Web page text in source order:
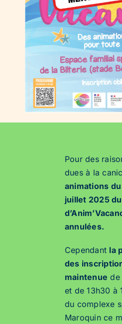
Pour des
dues à la
animations
juillet 2025
annulées.
Cependant la
des
maintenue de
et de 13h30 à
du complexe
Maroquin ce